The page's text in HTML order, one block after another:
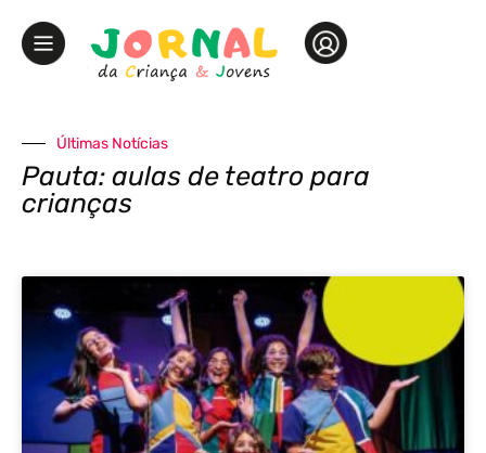
Últimas Notícias
Pauta: aulas de teatro para
crianças